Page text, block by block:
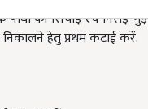
की सिंचाई एवं निराई-
हेतु प्रथम कटाई करें.